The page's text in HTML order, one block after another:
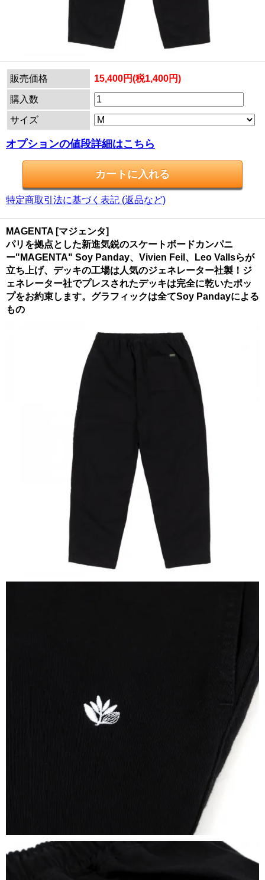
販売価格 15,400円(税1,400円)
購入数
サイズ
オプションの値段詳細はこちら
特定商取引法に基づく表記 (返品など)
MAGENTA [マジェンタ]
パリを拠点とした新進気鋭のスケートボードカンパニ
ー"MAGENTA" Soy Panday、Vivien Feil、Leo Vallsらが
立ち上げ、デッキの工場は人気のジェネレーター社製！ジ
ェネレーター社でプレスされたデッキは完全に乾いたポッ
プをお約束します。グラフィックは全てSoy Pandayによる
もの